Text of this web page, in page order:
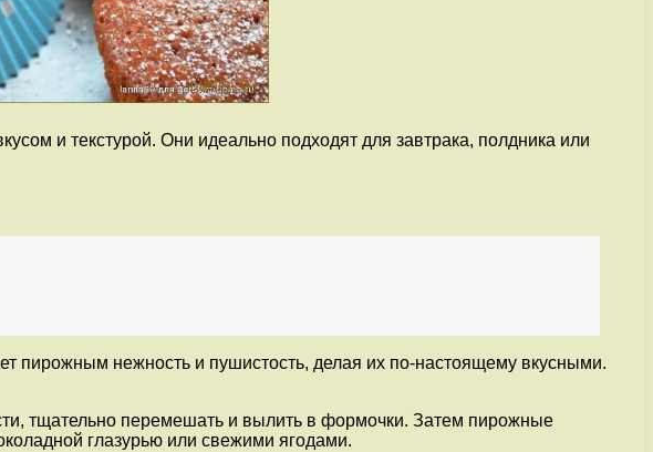
и текстурой. Они идеально подходят для завтрака, полдника или
пирожным нежность и пушистость, делая их по-настоящему вкусными.
тщательно перемешать и вылить в формочки. Затем пирожные
глазурью или свежими ягодами.